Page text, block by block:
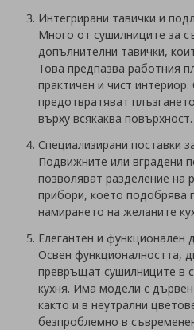
Интегрирани тавички и
Много от сушилниците за
допълнителни тавички,
Това предпазва работния
практичен и чист
предотвратяват
върху всякаква повърхност.
Специализирани поставки
Подвижните или вградени
позволяват разделение на
прибори, което подобрява
намирането на желаните
Елегантен и функционален
Освен функционалността,
превръщат сушилниците в
кухня. Има модели с
както и в неутрални
безпроблемно в